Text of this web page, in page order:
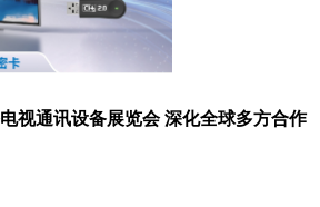
视通讯设备展览会 深化全球多方合作